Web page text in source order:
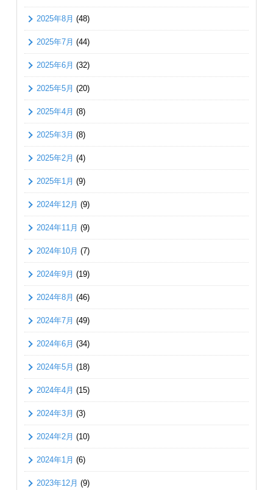
2025年8月 (48)
2025年7月 (44)
2025年6月 (32)
2025年5月 (20)
2025年4月 (8)
2025年3月 (8)
2025年2月 (4)
2025年1月 (9)
2024年12月 (9)
2024年11月 (9)
2024年10月 (7)
2024年9月 (19)
2024年8月 (46)
2024年7月 (49)
2024年6月 (34)
2024年5月 (18)
2024年4月 (15)
2024年3月 (3)
2024年2月 (10)
2024年1月 (6)
2023年12月 (9)